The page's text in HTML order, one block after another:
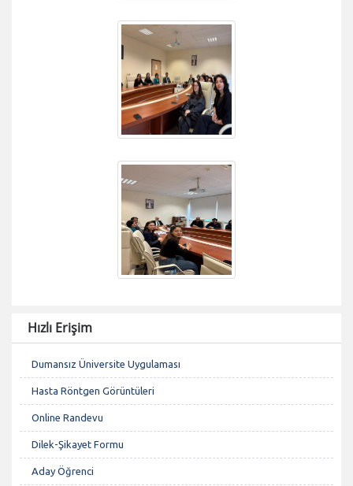
Hızlı Erişim
Dumansız Üniversite Uygulaması
Hasta Röntgen Görüntüleri
Online Randevu
Dilek-Şikayet Formu
Aday Öğrenci